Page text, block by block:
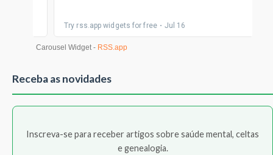
Receba as novidades
Inscreva-se para receber artigos sobre saúde mental, celtas
e genealogia.